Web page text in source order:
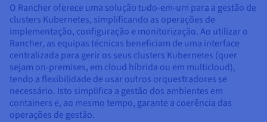
O Rancher oferece uma solução tudo-em-um para a gestão de
clusters Kubernetes, simplificando as operações de
implementação, configuração e monitorização. Ao utilizar o
Rancher, as equipas técnicas beneficiam de uma interface
centralizada para gerir os seus clusters Kubernetes (quer
sejam on-premises, em cloud híbrida ou em multicloud),
tendo a flexibilidade de usar outros orquestradores se
necessário. Isto simplifica a gestão dos ambientes em
containers e, ao mesmo tempo, garante a coerência das
operações de gestão.